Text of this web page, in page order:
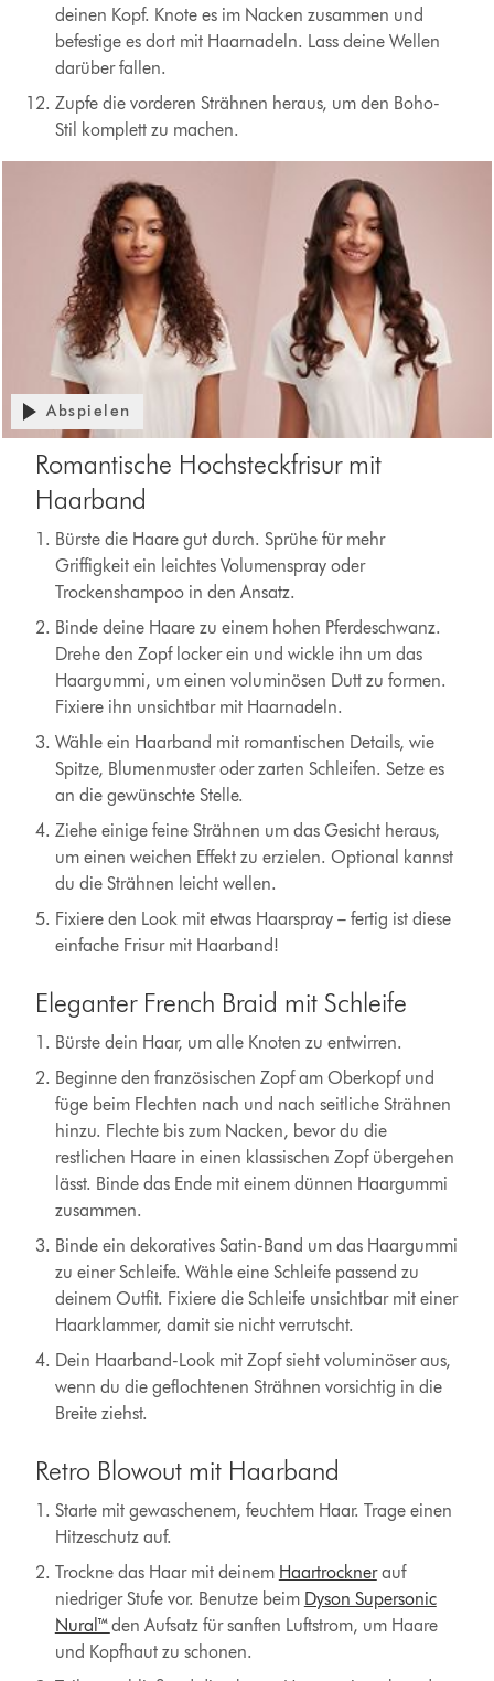
deinen Kopf. Knote es im Nacken zusammen und
befestige es dort mit Haarnadeln. Lass deine Wellen
darüber fallen.
Zupfe die vorderen Strähnen heraus, um den Boho-
Stil komplett zu machen.
Abspielen
Romantische Hochsteckfrisur mit
Haarband
Bürste die Haare gut durch. Sprühe für mehr
Griffigkeit ein leichtes Volumenspray oder
Trockenshampoo in den Ansatz.
Binde deine Haare zu einem hohen Pferdeschwanz.
Drehe den Zopf locker ein und wickle ihn um das
Haargummi, um einen voluminösen Dutt zu formen.
Fixiere ihn unsichtbar mit Haarnadeln.
Wähle ein Haarband mit romantischen Details, wie
Spitze, Blumenmuster oder zarten Schleifen. Setze es
an die gewünschte Stelle.
Ziehe einige feine Strähnen um das Gesicht heraus,
um einen weichen Effekt zu erzielen. Optional kannst
du die Strähnen leicht wellen.
Fixiere den Look mit etwas Haarspray – fertig ist diese
einfache Frisur mit Haarband!
Eleganter French Braid mit Schleife
Bürste dein Haar, um alle Knoten zu entwirren.
Beginne den französischen Zopf am Oberkopf und
füge beim Flechten nach und nach seitliche Strähnen
hinzu. Flechte bis zum Nacken, bevor du die
restlichen Haare in einen klassischen Zopf übergehen
lässt. Binde das Ende mit einem dünnen Haargummi
zusammen.
Binde ein dekoratives Satin-Band um das Haargummi
zu einer Schleife. Wähle eine Schleife passend zu
deinem Outfit. Fixiere die Schleife unsichtbar mit einer
Haarklammer, damit sie nicht verrutscht.
Dein Haarband-Look mit Zopf sieht voluminöser aus,
wenn du die geflochtenen Strähnen vorsichtig in die
Breite ziehst.
Retro Blowout mit Haarband
Starte mit gewaschenem, feuchtem Haar. Trage einen
Hitzeschutz auf.
Trockne das Haar mit deinem Haartrocknerauf
niedriger Stufe vor. Benutze beim Dyson Supersonic
Nural™den Aufsatz für sanften Luftstrom, um Haare
und Kopfhaut zu schonen.